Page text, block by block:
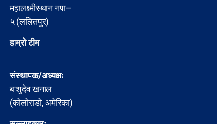
महालक्ष्मीस्थान नपा–
५ (ललितपुर)
हाम्रो टीम
संस्थापक/अध्यक्षः
बाशुदेव खनाल
(कोलोराडो, अमेरिका)